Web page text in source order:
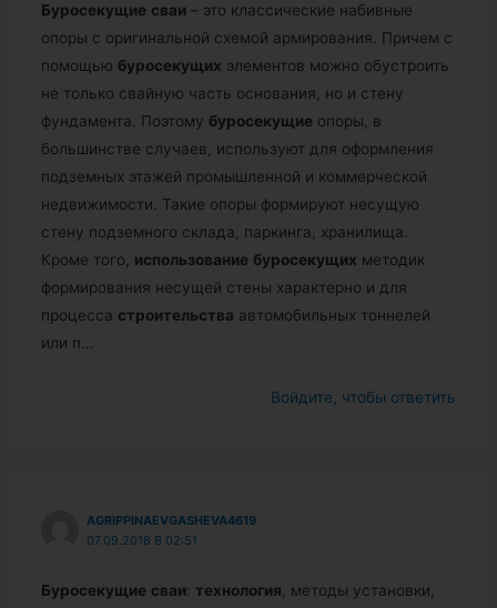
Буросекущие сваи – это классические набивные
опоры с оригинальной схемой армирования. Причем с
помощью буросекущих элементов можно обустроить
не только свайную часть основания, но и стену
фундамента. Поэтому буросекущие опоры, в
большинстве случаев, используют для оформления
подземных этажей промышленной и коммерческой
недвижимости. Такие опоры формируют несущую
стену подземного склада, паркинга, хранилища.
Кроме того, использование буросекущих методик
формирования несущей стены характерно и для
процесса строительства автомобильных тоннелей
или п…
Войдите, чтобы ответить
AGRIPPINAEVGASHEVA4619
07.09.2018 В 02:51
Буросекущие сваи: технология , методы установки,